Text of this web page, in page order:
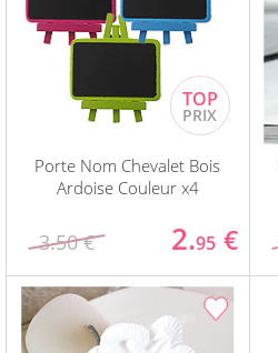
Porte Nom Chevalet Bois
Ardoise Couleur x4
3.50 € 2.95 €